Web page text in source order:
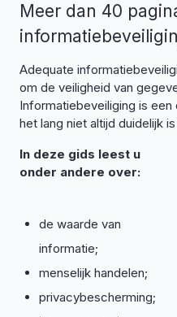
Meer dan 40
Adequate
om de veiligheid van
Informatiebeveiliging is
het lang niet altijd duidelijk
In deze gids leest u
onder andere over:
de waarde van
informatie;
menselijk handelen;
privacybescherming;